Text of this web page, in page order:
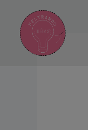
conteúdo